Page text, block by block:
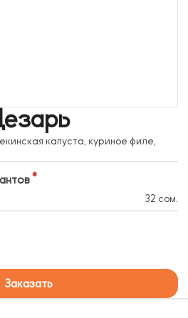
капуста, куриное филе,
32 сом.
Заказать